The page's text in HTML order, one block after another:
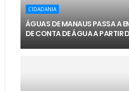
CIDADANIA
ÁGUAS DE MANAUS PASSA A
DE CONTA DE ÁGUA A PARTIR